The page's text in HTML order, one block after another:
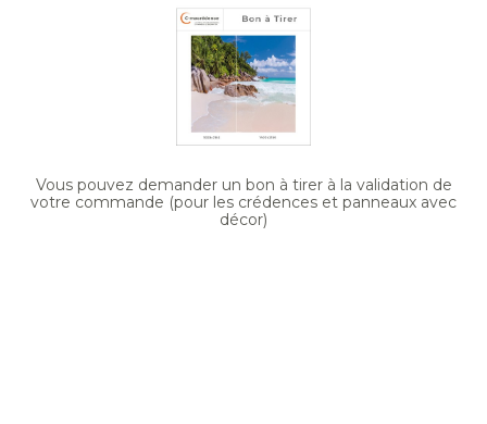
Vous pouvez demander un bon à tirer à la validation de
votre commande (pour les crédences et panneaux avec
décor)